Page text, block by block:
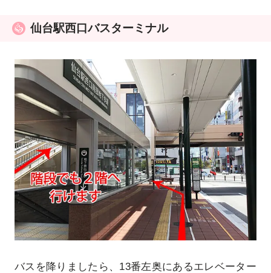
仙台駅西口バスターミナル
バスを降りましたら、13番左奥にあるエレベーター